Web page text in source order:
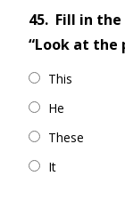
45. Fill in
“Look at the
This
He
These
It